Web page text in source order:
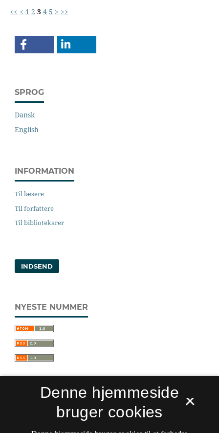
<< < 1 2 3 4 5 > >>
SPROG
Dansk
English
INFORMATION
Til læsere
Til forfattere
Til bibliotekarer
INDSEND
NYESTE NUMMER
Sprogforum. Tidsskrift for sprog- og
kulturpædagogik
×
Denne hjemmeside
bruger cookies